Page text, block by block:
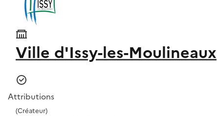
Ville d'Issy-les-Moulineaux
Attributions
(Créateur)